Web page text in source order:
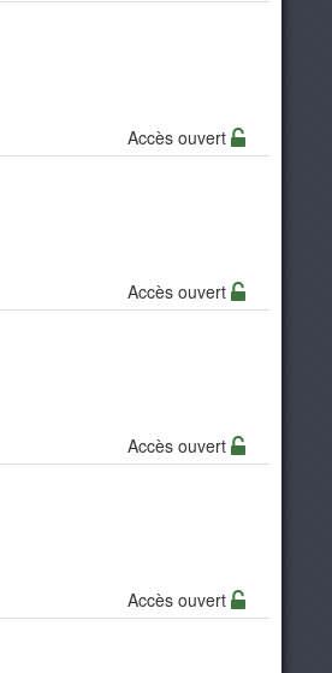
Accès ouvert
Accès ouvert
Accès ouvert
Accès ouvert